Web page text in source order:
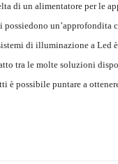
di un alimentatore per le
di illuminazione a
tra le molte soluzioni
è possibile puntare a